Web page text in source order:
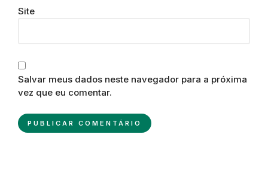
Site
Salvar meus dados neste navegador para a próxima
vez que eu comentar.